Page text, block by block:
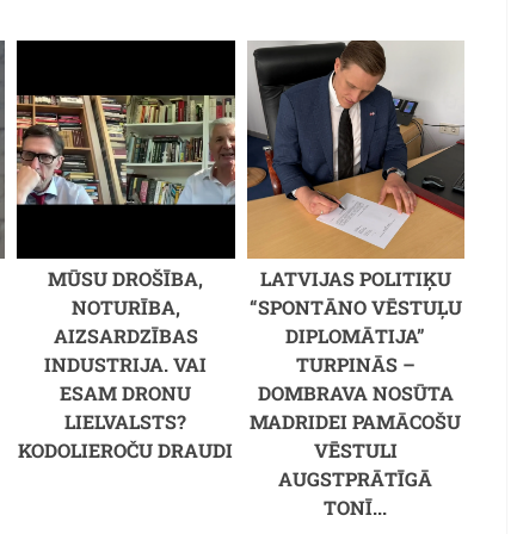
MŪSU DROŠĪBA,
NOTURĪBA,
AIZSARDZĪBAS
INDUSTRIJA. VAI
ESAM DRONU
LIELVALSTS?
KODOLIEROČU DRAUDI
LATVIJAS POLITIĶU
“SPONTĀNO VĒSTUĻU
DIPLOMĀTIJA”
TURPINĀS –
DOMBRAVA NOSŪTA
MADRIDEI PAMĀCOŠU
VĒSTULI
AUGSTPRĀTĪGĀ
TONĪ...